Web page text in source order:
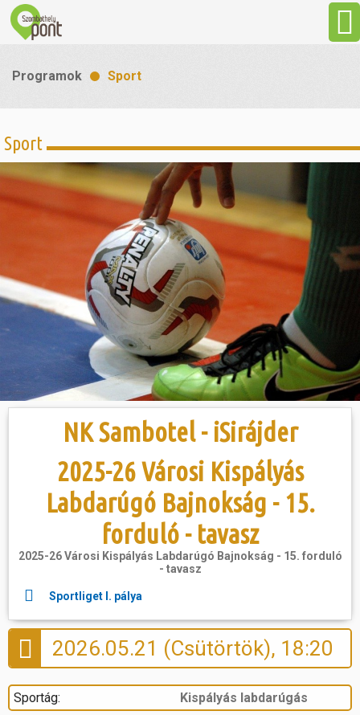
Látnivalók
Gasztronómia
Sport
Szabadidő
Hasznos
Programok Sport
Sport
NK Sambotel - iSirájder
2025-26 Városi Kispályás
Labdarúgó Bajnokság - 15.
forduló - tavasz
2025-26 Városi Kispályás Labdarúgó Bajnokság - 15. forduló
- tavasz
Sportliget I. pálya
2026.05.21 (Csütörtök), 18:20
Sportág: Kispályás labdarúgás